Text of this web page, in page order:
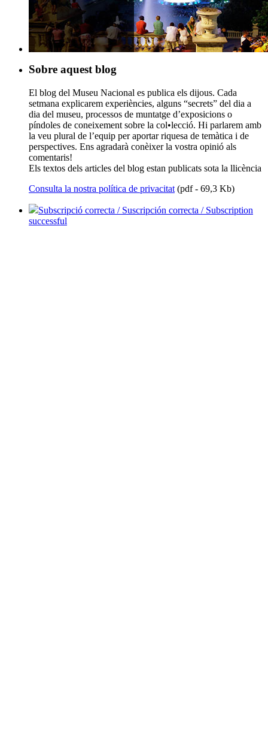
Sobre aquest blog
El blog del Museu Nacional es publica els dijous. Cada
setmana explicarem experiències, alguns “secrets” del dia a
dia del museu, processos de muntatge d’exposicions o
píndoles de coneixement sobre la col•lecció. Hi parlarem amb
la veu plural de l’equip per aportar riquesa de temàtica i de
perspectives. Ens agradarà conèixer la vostra opinió als
comentaris!
Els textos dels articles del blog estan publicats sota la llicència
Consulta la nostra política de privacitat (pdf - 69,3 Kb)
Subscripció correcta / Suscripción correcta / Subscription
successful